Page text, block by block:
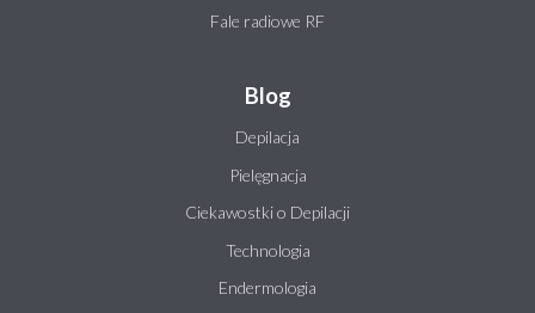
Fale radiowe RF
Blog
Depilacja
Pielęgnacja
Ciekawostki o Depilacji
Technologia
Endermologia